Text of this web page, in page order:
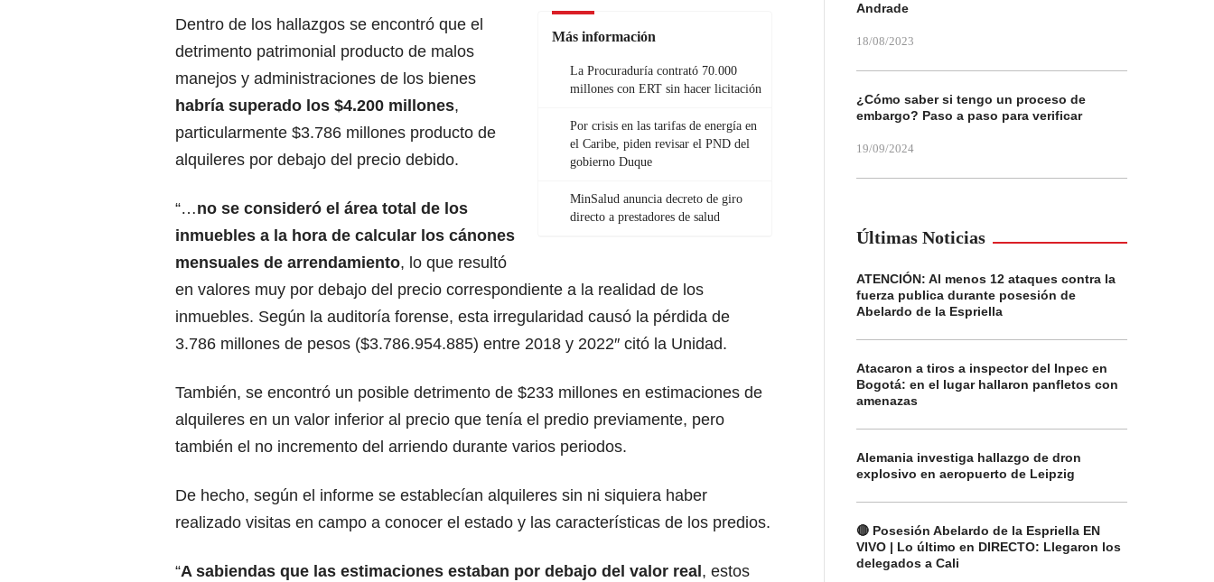
Más información
La Procuraduría contrató 70.000
millones con ERT sin hacer licitación
Por crisis en las tarifas de energía en
el Caribe, piden revisar el PND del
gobierno Duque
MinSalud anuncia decreto de giro
directo a prestadores de salud
Dentro de los hallazgos se encontró que el
detrimento patrimonial producto de malos
manejos y administraciones de los bienes
habría superado los $4.200 millones,
particularmente $3.786 millones producto de
alquileres por debajo del precio debido.
“…no se consideró el área total de los
inmuebles a la hora de calcular los cánones
mensuales de arrendamiento, lo que resultó
en valores muy por debajo del precio correspondiente a la realidad de los
inmuebles. Según la auditoría forense, esta irregularidad causó la pérdida de
3.786 millones de pesos ($3.786.954.885) entre 2018 y 2022″ citó la Unidad.
También, se encontró un posible detrimento de $233 millones en estimaciones de
alquileres en un valor inferior al precio que tenía el predio previamente, pero
también el no incremento del arriendo durante varios periodos.
De hecho, según el informe se establecían alquileres sin ni siquiera haber
realizado visitas en campo a conocer el estado y las características de los predios.
“A sabiendas que las estimaciones estaban por debajo del valor real , estos
Andrade
18/08/2023
¿Cómo saber si tengo un proceso de
embargo? Paso a paso para verificar
19/09/2024
Últimas Noticias
ATENCIÓN: Al menos 12 ataques contra la
fuerza publica durante posesión de
Abelardo de la Espriella
Atacaron a tiros a inspector del Inpec en
Bogotá: en el lugar hallaron panfletos con
amenazas
Alemania investiga hallazgo de dron
explosivo en aeropuerto de Leipzig
🔴 Posesión Abelardo de la Espriella EN
VIVO | Lo último en DIRECTO: Llegaron los
delegados a Cali